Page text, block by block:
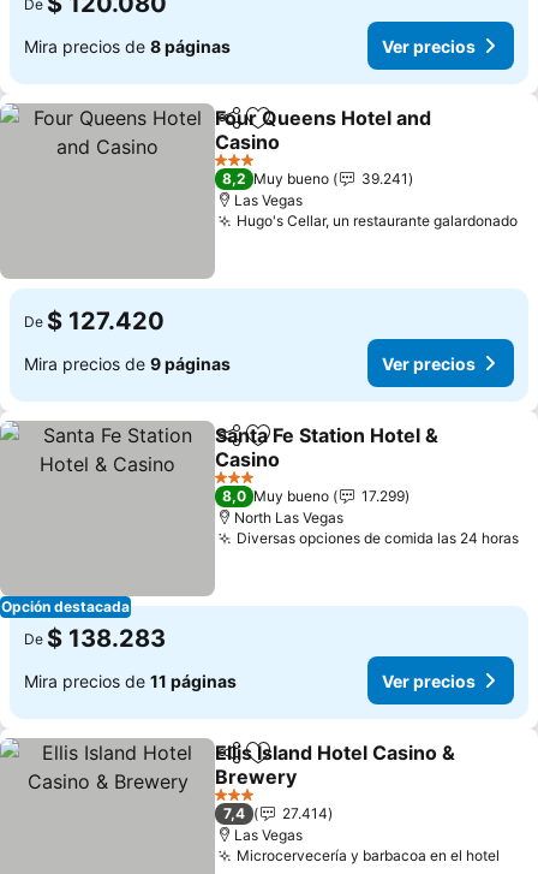
De
Mira precios de 8 páginas Ver precios
CompartirAgregar a favoritos
Four Queens Hotel and
Casino
Ver precios
3 Estrellas
8,2 Muy bueno
39.241
Las Vegas
Hugo's Cellar, un restaurante galardonado
De $ 127.420
Mira precios de 9 páginas Ver precios
Opción destacada
CompartirAgregar a favoritos
Santa Fe Station Hotel &
Casino
Ver precios
3 Estrellas
8,0 Muy bueno
17.299
North Las Vegas
Diversas opciones de comida las 24 horas
De $ 138.283
Mira precios de 11 páginas Ver precios
CompartirAgregar a favoritos
Ellis Island Hotel Casino &
Brewery
Ver precios
3 Estrellas
7,4
27.414
Las Vegas
Microcervecería y barbacoa en el hotel